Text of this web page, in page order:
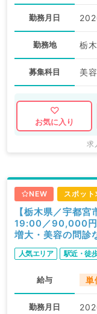
勤務月日
勤務地 栃
募集科目 美
お気に入り
求
NEW スポット
【栃木県／宇都
19:00／90,000円
増大・美容の問診
人気エリア 駅近・徒
給与
勤務月日